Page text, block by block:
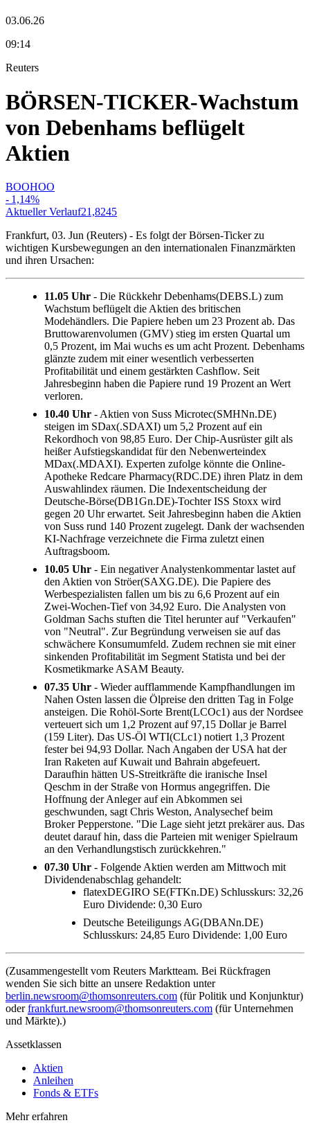
03.06.26
09:14
Reuters
BÖRSEN-TICKER-Wachstum
von Debenhams beflügelt
Aktien
BOOHOO
- 1,14%
Aktueller Verlauf21,8245
Frankfurt, 03. Jun (Reuters) - Es folgt der Börsen-Ticker zu
wichtigen Kursbewegungen an den internationalen Finanzmärkten
und ihren Ursachen:
11.05 Uhr - Die Rückkehr Debenhams(DEBS.L) zum
Wachstum beflügelt die Aktien des britischen
Modehändlers. Die Papiere heben um 23 Prozent ab. Das
Bruttowarenvolumen (GMV) stieg im ersten Quartal um
0,5 Prozent, im Mai wuchs es um acht Prozent. Debenhams
glänzte zudem mit einer wesentlich verbesserten
Profitabilität und einem gestärkten Cashflow. Seit
Jahresbeginn haben die Papiere rund 19 Prozent an Wert
verloren.
10.40 Uhr - Aktien von Suss Microtec(SMHNn.DE)
steigen im SDax(.SDAXI) um 5,2 Prozent auf ein
Rekordhoch von 98,85 Euro. Der Chip-Ausrüster gilt als
heißer Aufstiegskandidat für den Nebenwerteindex
MDax(.MDAXI). Experten zufolge könnte die Online-
Apotheke Redcare Pharmacy(RDC.DE) ihren Platz in dem
Auswahlindex räumen. Die Indexentscheidung der
Deutsche-Börse(DB1Gn.DE)-Tochter ISS Stoxx wird
gegen 20 Uhr erwartet. Seit Jahresbeginn haben die Aktien
von Suss rund 140 Prozent zugelegt. Dank der wachsenden
KI-Nachfrage verzeichnete die Firma zuletzt einen
Auftragsboom.
10.05 Uhr - Ein negativer Analystenkommentar lastet auf
den Aktien von Ströer(SAXG.DE). Die Papiere des
Werbespezialisten fallen um bis zu 6,6 Prozent auf ein
Zwei-Wochen-Tief von 34,92 Euro. Die Analysten von
Goldman Sachs stuften die Titel herunter auf "Verkaufen"
von "Neutral". Zur Begründung verweisen sie auf das
schwächere Konsumumfeld. Zudem rechnen sie mit einer
sinkenden Profitabilität im Segment Statista und bei der
Kosmetikmarke ASAM Beauty.
07.35 Uhr - Wieder aufflammende Kampfhandlungen im
Nahen Osten lassen die Ölpreise den dritten Tag in Folge
ansteigen. Die Rohöl-Sorte Brent(LCOc1) aus der Nordsee
verteuert sich um 1,2 Prozent auf 97,15 Dollar je Barrel
(159 Liter). Das US-Öl WTI(CLc1) notiert 1,3 Prozent
fester bei 94,93 Dollar. Nach Angaben der USA hat der
Iran Raketen auf Kuwait und Bahrain abgefeuert.
Daraufhin hätten US-Streitkräfte die iranische Insel
Qeschm in der Straße von Hormus angegriffen. Die
Hoffnung der Anleger auf ein Abkommen sei
geschwunden, sagt Chris Weston, Analysechef beim
Broker Pepperstone. "Die Lage sieht jetzt prekärer aus. Das
deutet darauf hin, dass die Parteien mit weniger Spielraum
an den Verhandlungstisch zurückkehren."
07.30 Uhr - Folgende Aktien werden am Mittwoch mit
Dividendenabschlag gehandelt:
flatexDEGIRO SE(FTKn.DE) Schlusskurs: 32,26
Euro Dividende: 0,30 Euro
Deutsche Beteiligungs AG(DBANn.DE)
Schlusskurs: 24,85 Euro Dividende: 1,00 Euro
(Zusammengestellt vom Reuters Marktteam. Bei Rückfragen
wenden Sie sich bitte an unsere Redaktion unter
berlin.newsroom@thomsonreuters.com (für Politik und Konjunktur)
oderfrankfurt.newsroom@thomsonreuters.com (für Unternehmen
und Märkte).)
Assetklassen
Aktien
Anleihen
Fonds & ETFs
Mehr erfahren